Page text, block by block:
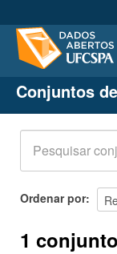
Conjuntos de
Organizações
Grupos
Sobre
Conjuntos
Ordenar por
1